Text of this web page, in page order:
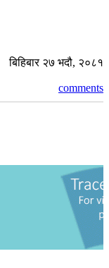
बिहिबार २७ भदौ, २०८१
comments